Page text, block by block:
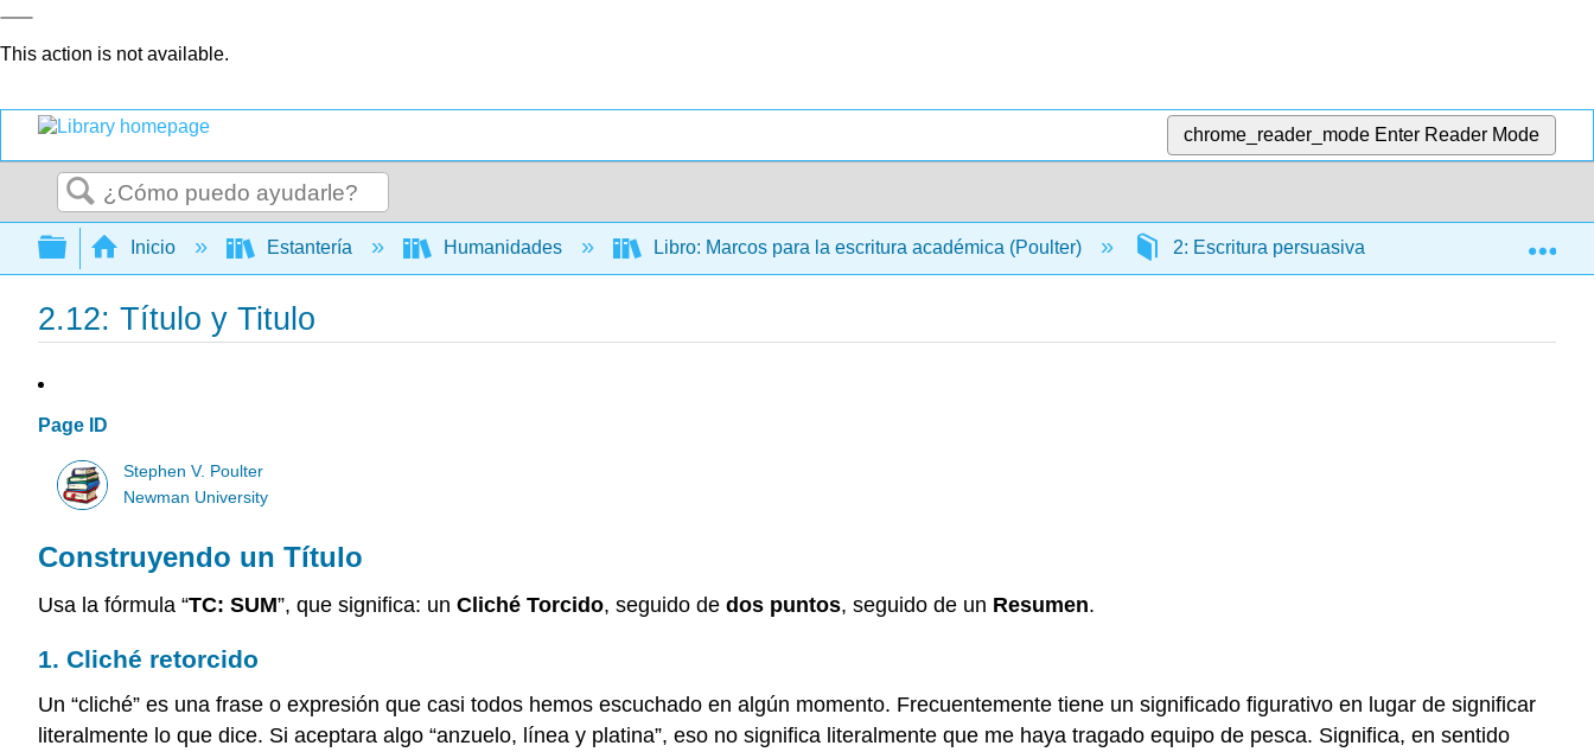
This action is not available.
chrome_reader_mode Enter Reader Mode
Buscar
Expandir/contraer jerarquía global
Inicio Estantería Humanidades Libro: Marcos para la escritura académica (Poulter) 2: Escritura persuasiva 2.12: Título y
2.12: Título y Titulo
Page ID
Stephen V. Poulter
Newman University
Construyendo un Título
Usa la fórmula “TC: SUM”, que significa: un Cliché Torcido, seguido de dos puntos, seguido de un Resumen.
1. Cliché retorcido
Un “cliché” es una frase o expresión que casi todos hemos escuchado en algún momento. Frecuentemente tiene un significado figurativo en lugar de significar
literalmente lo que dice. Si aceptara algo “anzuelo, línea y platina”, eso no significa literalmente que me haya tragado equipo de pesca. Significa, en sentido